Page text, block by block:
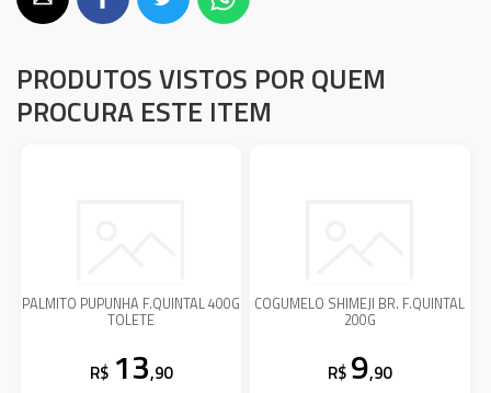
PRODUTOS VISTOS POR QUEM
PROCURA ESTE ITEM
PALMITO PUPUNHA F.QUINTAL 400G
TOLETE
R$ 13,90
COGUMELO SHIMEJI BR. F.QUINTAL
200G
R$ 9,90